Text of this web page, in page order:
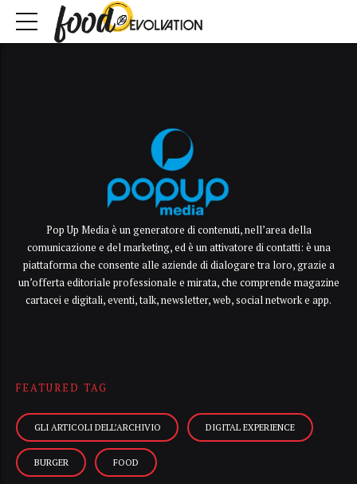
Pop Up Media è un generatore di contenuti, nell’area della
comunicazione e del marketing, ed è un attivatore di contatti: è una
piattaforma che consente alle aziende di dialogare tra loro, grazie a
un’offerta editoriale professionale e mirata, che comprende magazine
cartacei e digitali, eventi, talk, newsletter, web, social network e app.
FEATURED TAG
GLI ARTICOLI DELL’ARCHIVIO DIGITAL EXPERIENCE
BURGER FOOD